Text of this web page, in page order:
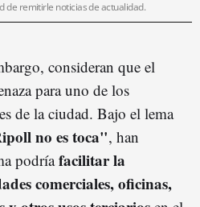
de remitirle noticias de actualidad.
consideran que el
para uno de los
de la ciudad. Bajo el lema
no es toca", han
podríafacilitar la
comerciales, oficinas,